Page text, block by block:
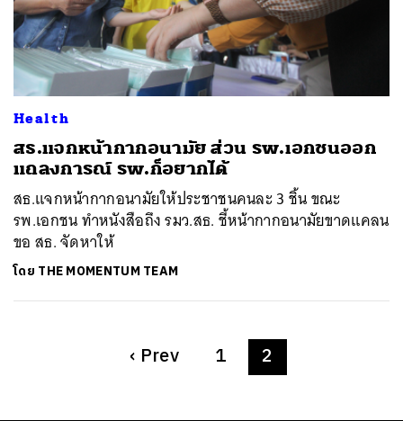
Health
สธ.แจกหน้ากากอนามัย ส่วน รพ.เอกชนออก
แถลงการณ์ รพ.ก็อยากได้
สธ.แจกหน้ากากอนามัยให้ประชาชนคนละ 3 ชิ้น ขณะ
รพ.เอกชน ทำหนังสือถึง รมว.สธ. ชี้หน้ากากอนามัยขาดแคลน
ขอ สธ. จัดหาให้
โดย THE MOMENTUM TEAM
‹ Prev 1 2
ค้นหา